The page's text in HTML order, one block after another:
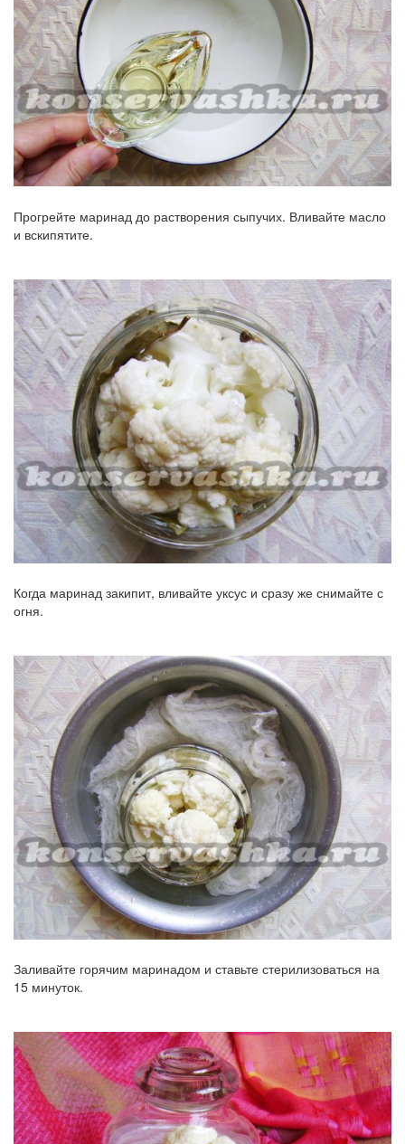
Прогрейте маринад до растворения сыпучих. Вливайте масло
и вскипятите.
Когда маринад закипит, вливайте уксус и сразу же снимайте с
огня.
Заливайте горячим маринадом и ставьте стерилизоваться на
15 минуток.